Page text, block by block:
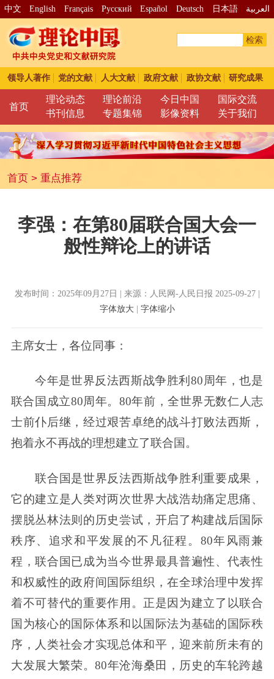
中文 English Français Pусский Español Deutsch 日本語 العربية
检索
领导人著作 党的文献 人大文献 政府文献 政协文献 研究成果
首页
理论动态 理论前沿 今日中国
国际交流
书刊信息
专题集锦 影像资料 关于我们
首页> 重点推荐
李强：在第80届联合国大会一
般性辩论上的讲话
发布时间：2025年09月27日 | 来源：人民网-人民日报 2025-09-27 |
字体放大| 字体缩小
主席女士，各位同事：
今年是世界反法西斯战争胜利80周年，也是
联合国成立80周年。80年前，全世界无数仁人志
士前仆后继，经过艰苦卓绝的战斗打败法西斯，
抱着永不再战的理想建立了联合国。
联合国是世界反法西斯战争胜利重要成果，
它的建立是人类对两次世界大战浩劫痛定思痛、
摆脱丛林法则的历史尝试，开启了构建战后国际
秩序、追求和平发展的不凡征程。80年风雨兼
程，联合国已成为当今世界最具普遍性、代表性
和权威性的政府间国际组织，在全球治理中发挥
着不可替代的重要作用。正是因为建立了以联合
国为核心的国际体系和以国际法为基础的国际秩
序，人类社会才实现总体和平，迎来前所未有的
大发展大繁荣。80年沧海桑田，历史的车轮跨越